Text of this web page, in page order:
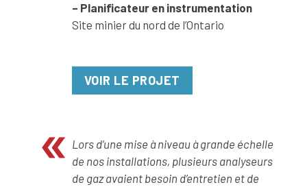
– Planificateur en instrumentation
Site minier du nord de l’Ontario
VOIR LE PROJET
Lors d’une mise à niveau à grande échelle
de nos installations, plusieurs analyseurs
de gaz avaient besoin d’entretien et de